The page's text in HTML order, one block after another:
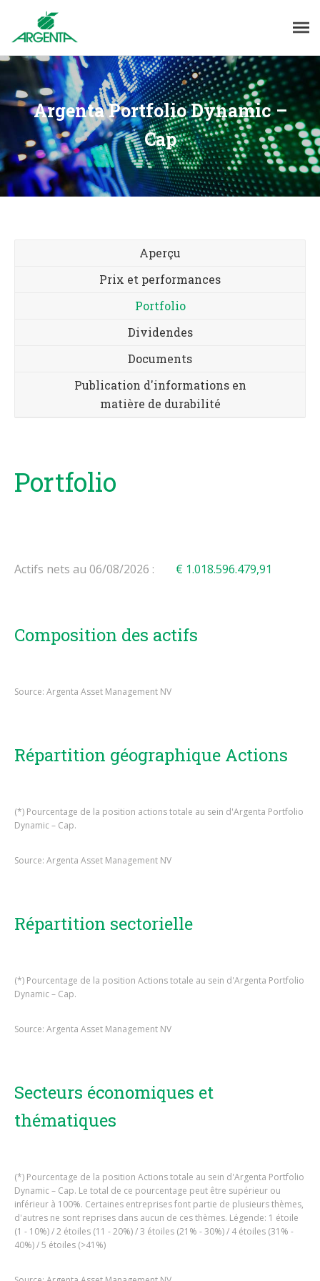
Argenta Portfolio Dynamic –
Cap
Aperçu
Prix et performances
Portfolio
Dividendes
Documents
Publication d'informations en
matière de durabilité
Portfolio
Actifs nets au 06/08/2026 : € 1.018.596.479,91
Composition des actifs
Source: Argenta Asset Management NV
Répartition géographique Actions
(*) Pourcentage de la position actions totale au sein d'Argenta Portfolio
Dynamic – Cap.
Source: Argenta Asset Management NV
Répartition sectorielle
(*) Pourcentage de la position Actions totale au sein d'Argenta Portfolio
Dynamic – Cap.
Source: Argenta Asset Management NV
Secteurs économiques et
thématiques
(*) Pourcentage de la position Actions totale au sein d'Argenta Portfolio
Dynamic – Cap. Le total de ce pourcentage peut être supérieur ou
inférieur à 100%. Certaines entreprises font partie de plusieurs thèmes,
d'autres ne sont reprises dans aucun de ces thèmes. Légende: 1 étoile
(1 - 10%) / 2 étoiles (11 - 20%) / 3 étoiles (21% - 30%) / 4 étoiles (31% -
40%) / 5 étoiles (>41%)